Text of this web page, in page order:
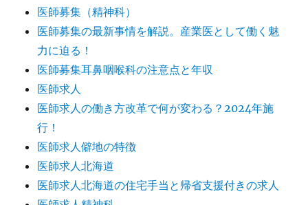
医師募集（精神科）
医師募集の最新事情を解説。産業医として働く魅
力に迫る！
医師募集耳鼻咽喉科の注意点と年収
医師求人
医師求人の働き方改革で何が変わる？2024年施
行！
医師求人僻地の特徴
医師求人北海道
医師求人北海道の住宅手当と帰省支援付きの求人